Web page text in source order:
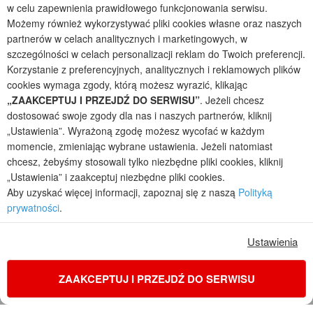
2026 © ARCHON+ Biuro Projektów - Tradycyjne i nowoczesne gotowe
projekty domów - autorska pracownia architektoniczna założona w 1990r.
przez arch. Barbarę Mendel
Z uwagi na ciągłe doskonalenie procesu powstawania projektów (zgodnie z
normą ISO 9001), prezentowane na stronie projekty domów mogą
nieznacznie różnić się od dokumentacji technicznej.
Informujemy, iż w celu optymalizacji treści dostępnych w naszym sklepie,
dostosowania ich do Państwa indywidualnych potrzeb korzystamy z
informacji zapisanych za pomocą plików cookies na urządzeniach
końcowych użytkowników. Pliki cookies użytkownik może kontrolować za
pomocą ustawień swojej przeglądarki internetowej. Dalsze korzystanie z
naszego serwisu internetowego, bez zmiany ustawień przeglądarki
internetowej oznacza, iż użytkownik akceptuje stosowanie plików cookies.
Więcej informacji zawartych jest w polityce prywatności.
Polityka prywatności
Reklamacje
Jak zmienić ustawienia cookies
w celu zapewnienia prawidłowego funkcjonowania serwisu.
Możemy również wykorzystywać pliki cookies własne oraz naszych
partnerów w celach analitycznych i marketingowych, w
szczególności w celach personalizacji reklam do Twoich preferencji.
Korzystanie z preferencyjnych, analitycznych i reklamowych plików
cookies wymaga zgody, którą możesz wyrazić, klikając
„ZAAKCEPTUJ I PRZEJDŹ DO SERWISU”. Jeżeli chcesz
dostosować swoje zgody dla nas i naszych partnerów, kliknij
„Ustawienia”. Wyrażoną zgodę możesz wycofać w każdym
momencie, zmieniając wybrane ustawienia. Jeżeli natomiast
chcesz, żebyśmy stosowali tylko niezbędne pliki cookies, kliknij
„Ustawienia” i zaakceptuj niezbędne pliki cookies.
Aby uzyskać więcej informacji, zapoznaj się z naszą Polityką
prywatności.
Ustawienia
ZAAKCEPTUJ I PRZEJDŹ DO SERWISU